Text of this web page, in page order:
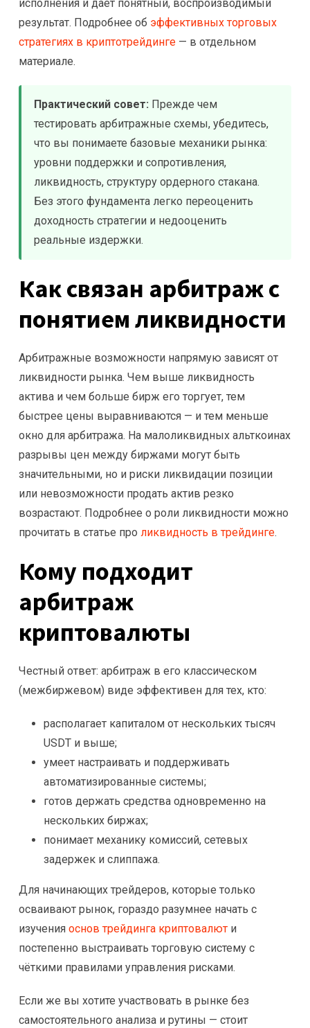
исполнения и даёт понятный, воспроизводимый
результат. Подробнее об эффективных торговых
стратегиях в криптотрейдинге — в отдельном
материале.
Практический совет: Прежде чем
тестировать арбитражные схемы, убедитесь,
что вы понимаете базовые механики рынка:
уровни поддержки и сопротивления,
ликвидность, структуру ордерного стакана.
Без этого фундамента легко переоценить
доходность стратегии и недооценить
реальные издержки.
Как связан арбитраж с
понятием ликвидности
Арбитражные возможности напрямую зависят от
ликвидности рынка. Чем выше ликвидность
актива и чем больше бирж его торгует, тем
быстрее цены выравниваются — и тем меньше
окно для арбитража. На малоликвидных альткоинах
разрывы цен между биржами могут быть
значительными, но и риски ликвидации позиции
или невозможности продать актив резко
возрастают. Подробнее о роли ликвидности можно
прочитать в статье про ликвидность в трейдинге.
Кому подходит
арбитраж
криптовалюты
Честный ответ: арбитраж в его классическом
(межбиржевом) виде эффективен для тех, кто:
располагает капиталом от нескольких тысяч
USDT и выше;
умеет настраивать и поддерживать
автоматизированные системы;
готов держать средства одновременно на
нескольких биржах;
понимает механику комиссий, сетевых
задержек и слиппажа.
Для начинающих трейдеров, которые только
осваивают рынок, гораздо разумнее начать с
изучения основ трейдинга криптовалют и
постепенно выстраивать торговую систему с
чёткими правилами управления рисками.
Если же вы хотите участвовать в рынке без
самостоятельного анализа и рутины — стоит